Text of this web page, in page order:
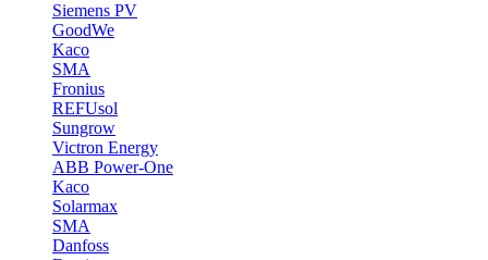
Siemens PV
GoodWe
Kaco
SMA
Fronius
REFUsol
Sungrow
Victron Energy
ABB Power-One
Kaco
Solarmax
SMA
Danfoss